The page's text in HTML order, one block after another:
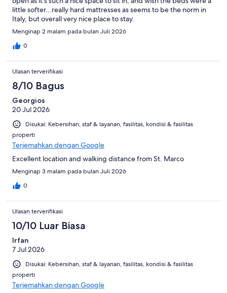
little softer...really hard mattresses as seems to be the norm in
Italy, but overall very nice place to stay.
Menginap 2 malam pada bulan Juli 2026
0
Ulasan terverifikasi
8/10 Bagus
Georgios
20 Jul 2026
Disukai: Kebersihan, staf & layanan, fasilitas, kondisi & fasilitas
properti
Terjemahkan dengan Google
Excellent location and walking distance from St. Marco
Menginap 3 malam pada bulan Juli 2026
0
Ulasan terverifikasi
10/10 Luar Biasa
Irfan
7 Jul 2026
Disukai: Kebersihan, staf & layanan, fasilitas, kondisi & fasilitas
properti
Terjemahkan dengan Google